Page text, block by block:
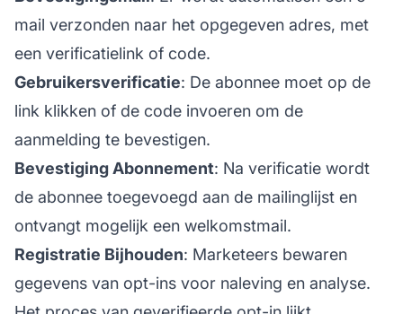
mail verzonden naar het opgegeven adres, met
een verificatielink of code.
Gebruikersverificatie: De abonnee moet op de
link klikken of de code invoeren om de
aanmelding te bevestigen.
Bevestiging Abonnement: Na verificatie wordt
de abonnee toegevoegd aan de mailinglijst en
ontvangt mogelijk een welkomstmail.
Registratie Bijhouden: Marketeers bewaren
gegevens van opt-ins voor naleving en analyse.